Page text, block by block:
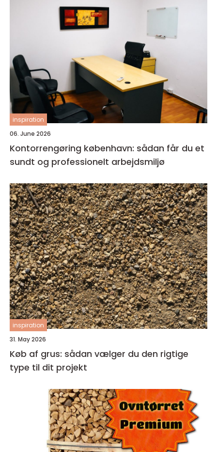
inspiration
06. June 2026
Kontorrengøring københavn: sådan får du et
sundt og professionelt arbejdsmiljø
inspiration
31. May 2026
Køb af grus: sådan vælger du den rigtige
type til dit projekt